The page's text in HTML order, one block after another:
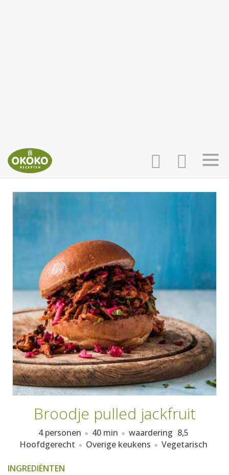
INLOGGEN
AANMELDEN
RECEPTEN
WEEKMENU'S
KOOKBOEKEN
Broodje pulled jackfruit
4 personen 40 min waardering 8,5
Hoofdgerecht
Overige keukens Vegetarisch
INGREDIËNTEN